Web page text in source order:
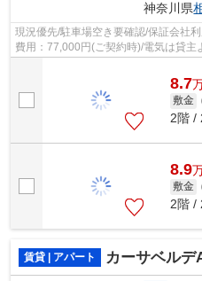
神奈川県
現況優先/駐車場空き要確認/保証会社
費用：77,000円(ご契約時)/電気は貸主
8.7
敷金
2階 /
8.9
敷金
2階 /
賃貸 | アパート カーサベルデ